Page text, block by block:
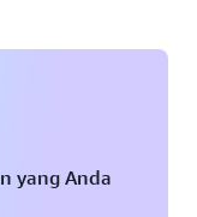
yang Anda